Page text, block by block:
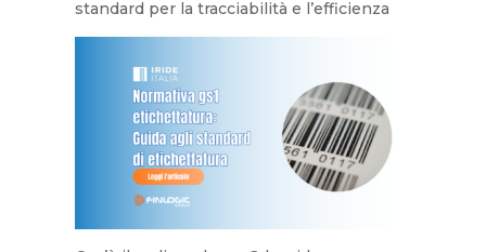
standard per la tracciabilità e l’efficienza